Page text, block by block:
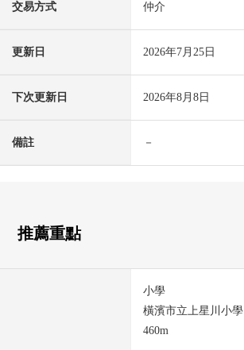
交易方式 仲介
更新日 2026年7月25日
下次更新日 2026年8月8日
備註 －
推薦重點
小學
橫濱市立上星川小學
460m